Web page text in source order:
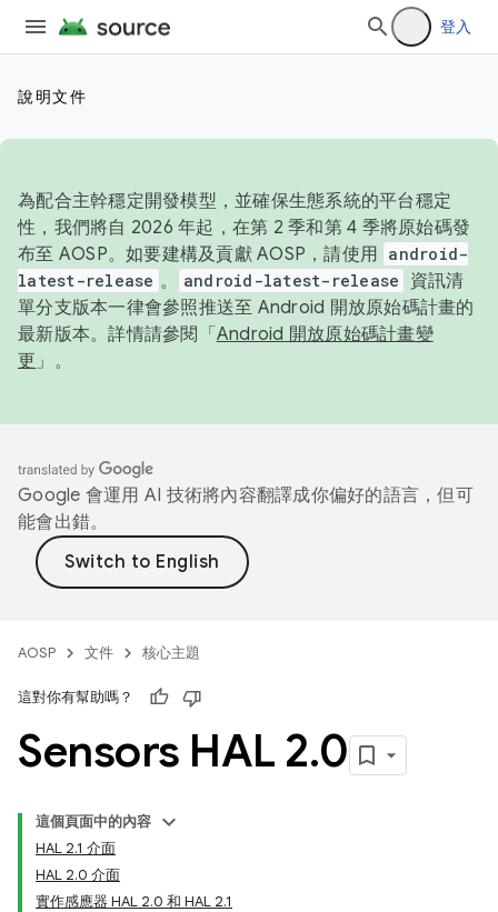
登入
說明文件
為配合主幹穩定開發模型，並確保生態系統的平台穩定
性，我們將自 2026 年起，在第 2 季和第 4 季將原始碼發
布至 AOSP。如要建構及貢獻 AOSP，請使用 android-
latest-release 。 android-latest-release
資訊清
單分支版本一律會參照推送至 Android 開放原始碼計畫的
最新版本。詳情請參閱「 Android 開放原始碼計畫變
更 」。
Google 會運用 AI 技術將內容翻譯成你偏好的語言，但可
能會出錯。
AOSP 文件 核心主題
這對你有幫助嗎？
Sensors HAL 2.0
這個頁面中的內容
HAL 2.1 介面
HAL 2.0 介面
實作感應器 HAL 2.0 和 HAL 2.1